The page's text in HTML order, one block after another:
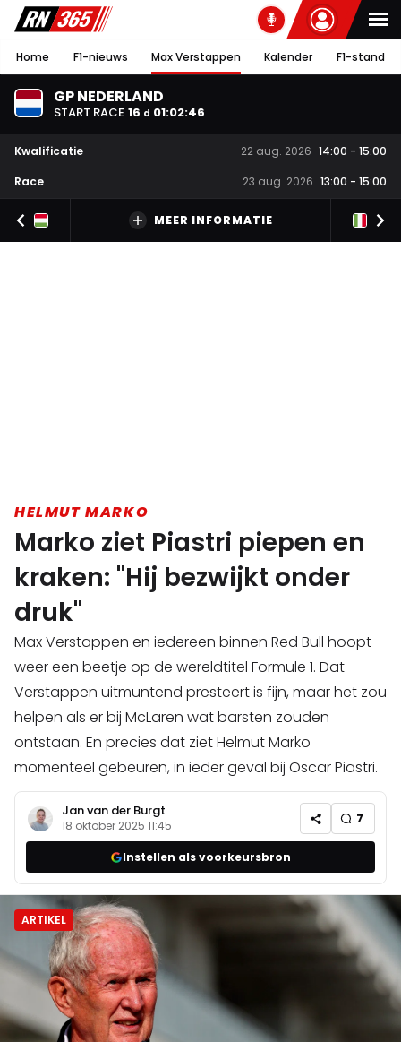
Home F1-nieuws Max Verstappen Kalender F1-stand
GP NEDERLAND
START RACE 16 d 01:02:45
Kwalificatie 22 aug. 2026 14:00 - 15:00
Race
23 aug. 2026 13:00 - 15:00
MEER INFORMATIE
HELMUT MARKO
Marko ziet Piastri piepen en
kraken: "Hij bezwijkt onder
druk"
Max Verstappen en iedereen binnen Red Bull hoopt
weer een beetje op de wereldtitel Formule 1. Dat
Verstappen uitmuntend presteert is fijn, maar het zou
helpen als er bij McLaren wat barsten zouden
ontstaan. En precies dat ziet Helmut Marko
momenteel gebeuren, in ieder geval bij Oscar Piastri.
Jan van der Burgt
18 oktober 2025 11:45 7
Instellen als voorkeursbron
ARTIKEL